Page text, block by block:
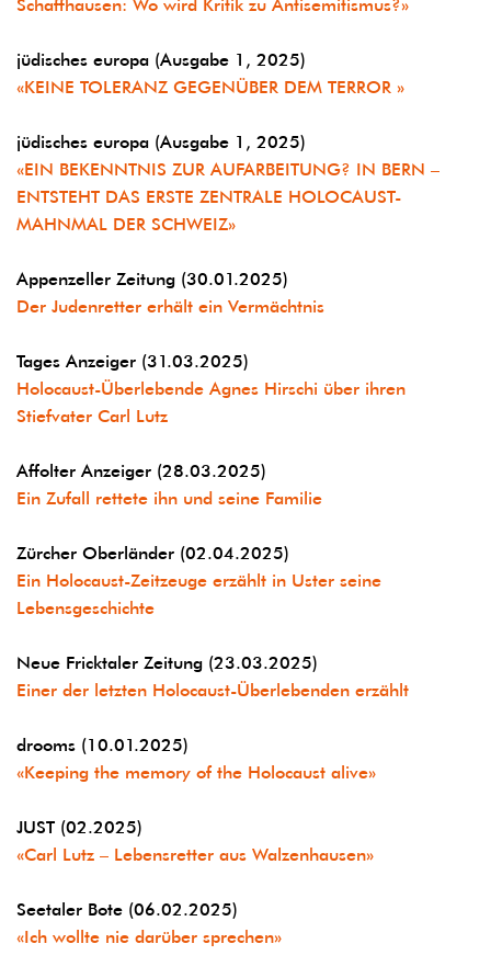
jüdisches europa (Ausgabe 1, 2025)
«KEINE TOLERANZ GEGENÜBER DEM TERROR »
jüdisches europa (Ausgabe 1, 2025)
«EIN BEKENNTNIS ZUR AUFARBEITUNG? IN BERN –
ENTSTEHT DAS ERSTE ZENTRALE HOLOCAUST-
MAHNMAL DER SCHWEIZ»
Appenzeller Zeitung (30.01.2025)
Der Judenretter erhält ein Vermächtnis
Tages Anzeiger (31.03.2025)
Holocaust-Überlebende Agnes Hirschi über ihren
Stiefvater Carl Lutz
Affolter Anzeiger (28.03.2025)
Ein Zufall rettete ihn und seine Familie
Zürcher Oberländer (02.04.2025)
Ein Holocaust-Zeitzeuge erzählt in Uster seine
Lebensgeschichte
Neue Fricktaler Zeitung (23.03.2025)
Einer der letzten Holocaust-Überlebenden erzählt
drooms (10.01.2025)
«Keeping the memory of the Holocaust alive»
JUST (02.2025)
«Carl Lutz – Lebensretter aus Walzenhausen»
Seetaler Bote (06.02.2025)
«Ich wollte nie darüber sprechen»